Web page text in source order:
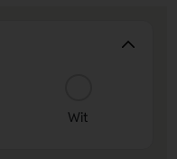
T-vormige
Wit